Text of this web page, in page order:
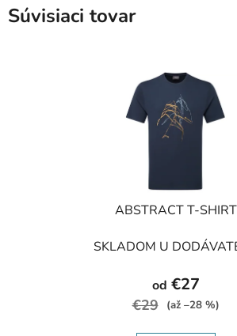
Súvisiaci tovar
ABSTRACT T-SHIRT
SKLADOM U
od €27
€29 (až –28 %)